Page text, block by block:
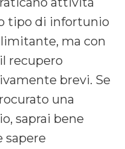
tipo di infortunio
ma con
recupero
brevi. Se
una
saprai bene
sapere